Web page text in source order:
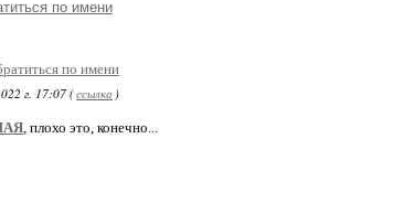
по имени
по имени
г. 17:07 (ссылка )
, плохо это, конечно...